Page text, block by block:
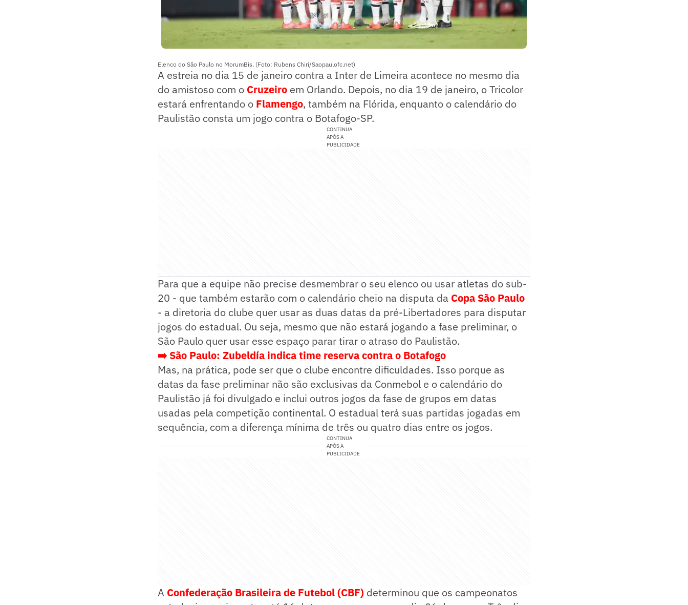
Elenco do São Paulo no MorumBis. (Foto: Rubens Chiri/Saopaulofc.net)
A estreia no dia 15 de janeiro contra a Inter de Limeira acontece no mesmo dia
do amistoso com o Cruzeiro em Orlando. Depois, no dia 19 de janeiro, o Tricolor
estará enfrentando o Flamengo, também na Flórida, enquanto o calendário do
Paulistão consta um jogo contra o Botafogo-SP.
CONTINUA
APÓS A
PUBLICIDADE
Para que a equipe não precise desmembrar o seu elenco ou usar atletas do sub-
20 - que também estarão com o calendário cheio na disputa da Copa São Paulo
- a diretoria do clube quer usar as duas datas da pré-Libertadores para disputar
jogos do estadual. Ou seja, mesmo que não estará jogando a fase preliminar, o
São Paulo quer usar esse espaço parar tirar o atraso do Paulistão.
➡️ São Paulo: Zubeldía indica time reserva contra o Botafogo
Mas, na prática, pode ser que o clube encontre dificuldades. Isso porque as
datas da fase preliminar não são exclusivas da Conmebol e o calendário do
Paulistão já foi divulgado e inclui outros jogos da fase de grupos em datas
usadas pela competição continental. O estadual terá suas partidas jogadas em
sequência, com a diferença mínima de três ou quatro dias entre os jogos.
CONTINUA
APÓS A
PUBLICIDADE
A Confederação Brasileira de Futebol (CBF) determinou que os campeonatos